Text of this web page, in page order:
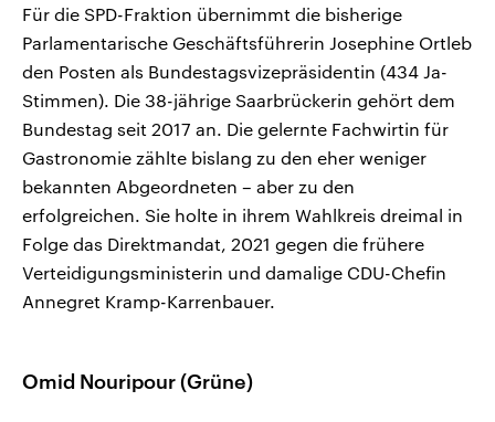
Für die SPD-Fraktion übernimmt die bisherige
Parlamentarische Geschäftsführerin Josephine Ortleb
den Posten als Bundestagsvizepräsidentin (434 Ja-
Stimmen). Die 38-jährige Saarbrückerin gehört dem
Bundestag seit 2017 an. Die gelernte Fachwirtin für
Gastronomie zählte bislang zu den eher weniger
bekannten Abgeordneten – aber zu den
erfolgreichen. Sie holte in ihrem Wahlkreis dreimal in
Folge das Direktmandat, 2021 gegen die frühere
Verteidigungsministerin und damalige CDU-Chefin
Annegret Kramp-Karrenbauer.
Omid Nouripour (Grüne)